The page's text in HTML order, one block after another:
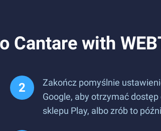
Cantare with
Zakończ pomyślnie
Google, aby otrzymać dostęp
sklepu Play, albo zrób to